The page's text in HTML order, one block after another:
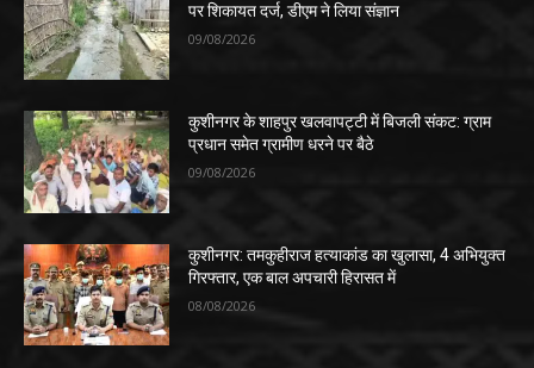
पर शिकायत दर्ज, डीएम ने लिया संज्ञान
09/08/2026
कुशीनगर के शाहपुर खलवापट्टी में बिजली संकट: ग्राम
प्रधान समेत ग्रामीण धरने पर बैठे
09/08/2026
कुशीनगर: तमकुहीराज हत्याकांड का खुलासा, 4 अभियुक्त
गिरफ्तार, एक बाल अपचारी हिरासत में
08/08/2026